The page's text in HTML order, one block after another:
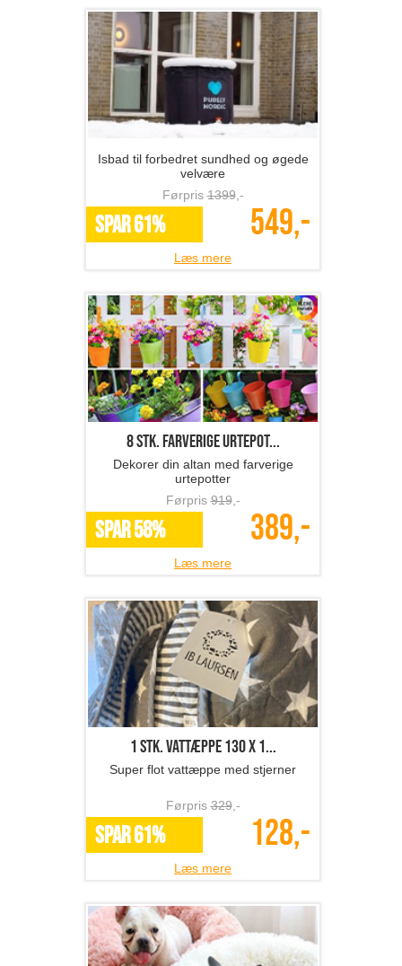
Isbad til forbedret sundhed og øgede
velvære
Førpris1399,-
SPAR 61% 549,-
Læs mere
8 stk. farverige urtepot...
Dekorer din altan med farverige
urtepotter
Førpris919,-
SPAR 58% 389,-
Læs mere
1 stk. vattæppe 130 x 1...
Super flot vattæppe med stjerner
Førpris329,-
SPAR 61% 128,-
Læs mere